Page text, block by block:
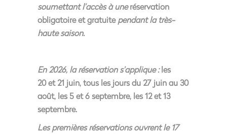
soumettant l’accès à uneréservation
obligatoire et gratuitependant la très-
haute saison.
En 2026, la réservation s’applique :les
20 et 21 juin, tous les jours du 27 juin au 30
août, les 5 et 6 septembre, les 12 et 13
septembre.
Les premières réservations ouvrent le 17